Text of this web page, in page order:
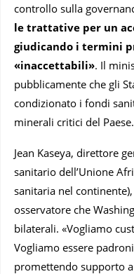
controllo sulla
le trattative per un
giudicando i termini
«inaccettabili». Il
pubblicamente che gli
condizionato i fondi
minerali critici del Paese.
Jean Kaseya, direttore
sanitario dell’Unione
sanitaria nel
osservatore che
bilaterali. «Vogliamo
Vogliamo essere
promettendo supporto